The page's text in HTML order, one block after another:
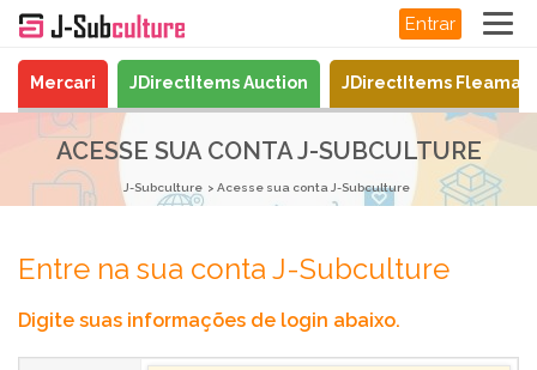
Entrar
Mercari JDirectItems Auction JDirectItems
ACESSE SUA CONTA J-SUBCULTURE
J-Subculture Acesse sua conta J-Subculture
Entre na sua conta J-Subculture
Digite suas informações de login abaixo.